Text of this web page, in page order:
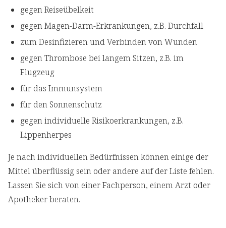
gegen Reiseübelkeit
gegen Magen-Darm-Erkrankungen, z.B. Durchfall
zum Desinfizieren und Verbinden von Wunden
gegen Thrombose bei langem Sitzen, z.B. im
Flugzeug
für das Immunsystem
für den Sonnenschutz
gegen individuelle Risikoerkrankungen, z.B.
Lippenherpes
Je nach individuellen Bedürfnissen können einige der
Mittel überflüssig sein oder andere auf der Liste fehlen.
Lassen Sie sich von einer Fachperson, einem Arzt oder
Apotheker beraten.